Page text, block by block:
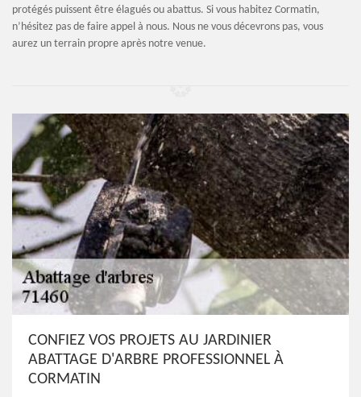
protégés puissent être élagués ou abattus. Si vous habitez Cormatin,
n’hésitez pas de faire appel à nous. Nous ne vous décevrons pas, vous
aurez un terrain propre après notre venue.
CONFIEZ VOS PROJETS AU JARDINIER
ABATTAGE D'ARBRE PROFESSIONNEL À
CORMATIN